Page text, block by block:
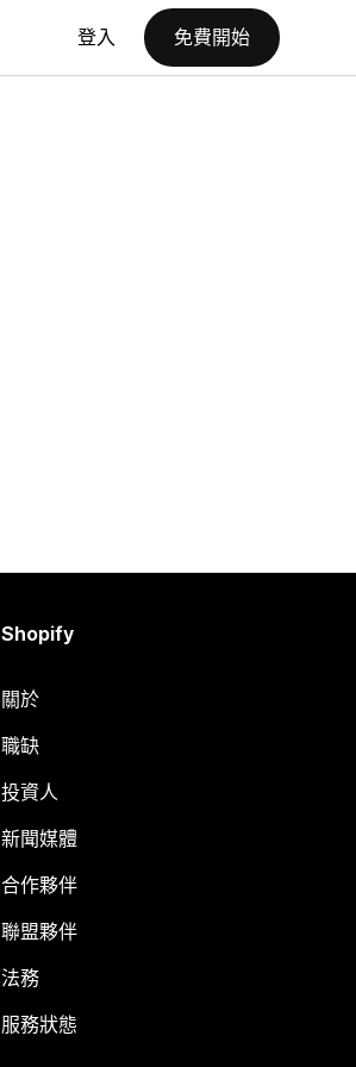
登入 免費開始
Shopify
關於
職缺
投資人
新聞媒體
合作夥伴
聯盟夥伴
法務
服務狀態